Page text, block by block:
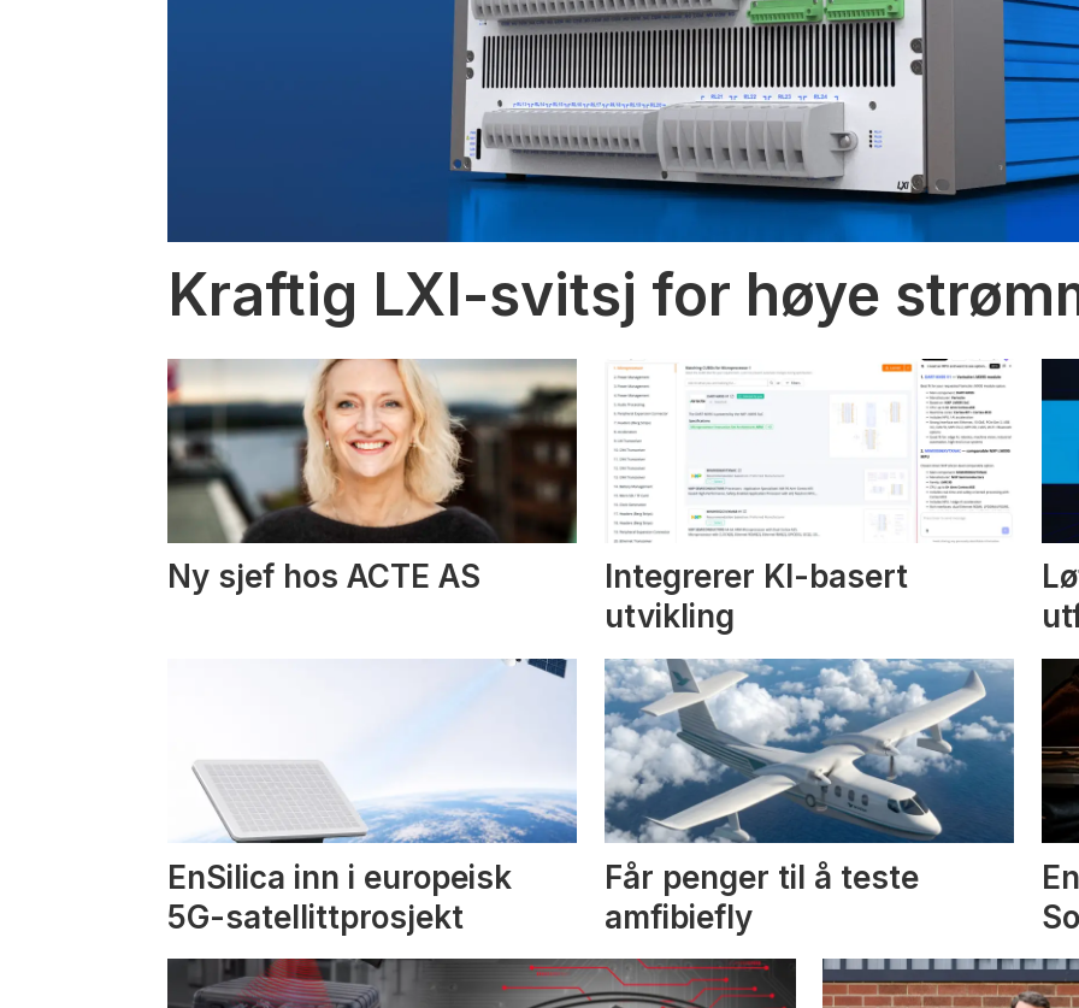
Kraftig LXI-svitsj for høye
Ny sjef hos ACTE AS
Integrerer KI-basert
utvikling
EnSilica inn i europeisk
5G-satellittprosjekt
Får penger til å teste
amfibiefly